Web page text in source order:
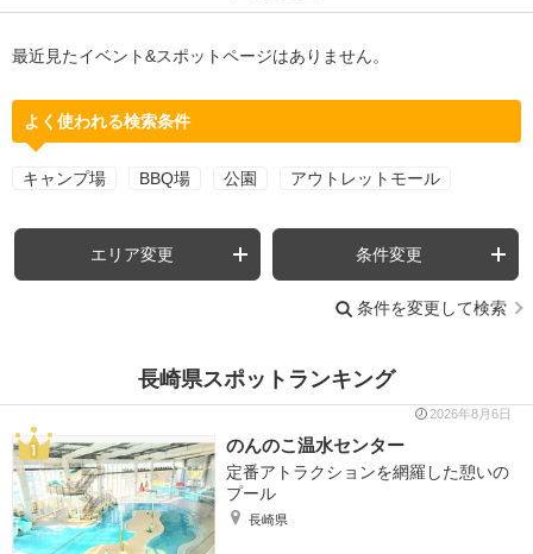
最近見たイベント&スポットページはありません。
よく使われる検索条件
キャンプ場 BBQ場 公園 アウトレットモール
エリア変更 条件変更
条件を変更して検索
長崎県スポットランキング
2026年8月6日
のんのこ温水センター
定番アトラクションを網羅した憩いの
プール
長崎県